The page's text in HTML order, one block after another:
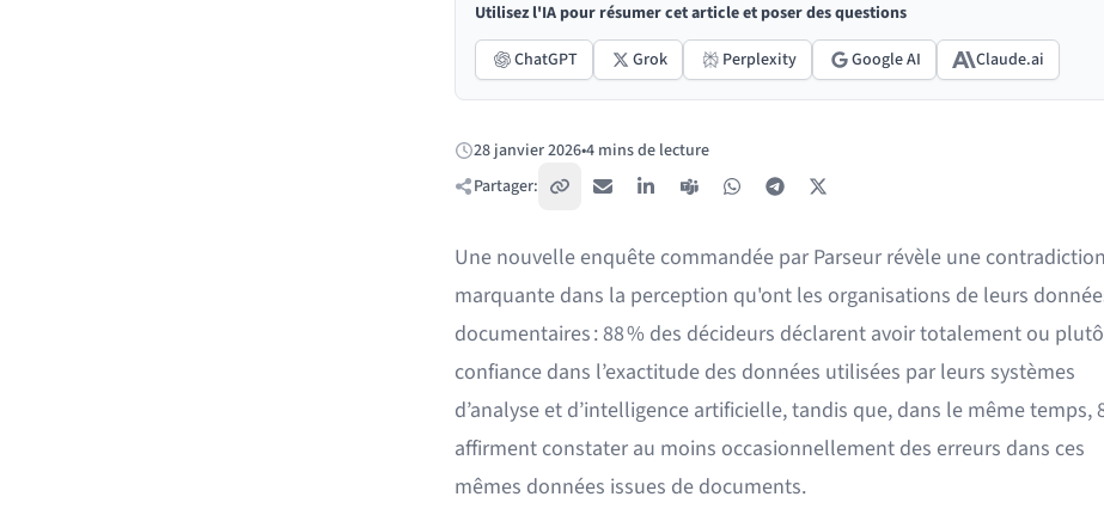
Utilisez l'IA pour résumer cet article et poser des questions
ChatGPT
Grok Perplexity Google AI Claude.ai
Publié:
28 janvier 2026•4 mins de lecture
Partager:
Copier le lien
E-mail LinkedInTeams WhatsAppTelegram
Une nouvelle enquête commandée par Parseur révèle une contradiction
marquante dans la perception qu'ont les organisations de leurs
documentaires : 88 % des décideurs déclarent avoir totalement ou
confiance dans l’exactitude des données utilisées par leurs systèmes
d’analyse et d’intelligence artificielle, tandis que, dans le même temps,
affirment constater au moins occasionnellement des erreurs dans ces
mêmes données issues de documents.